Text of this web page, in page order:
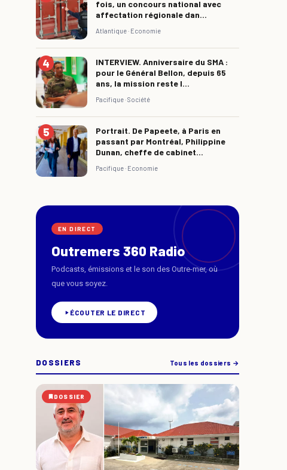
fois, un concours national avec
affectation régionale dan...
Atlantique · Economie
INTERVIEW. Anniversaire du SMA :
pour le Général Bellon, depuis 65
ans, la mission reste l...
Pacifique ·Société
Portrait. De Papeete, à Paris en
passant par Montréal, Philippine
Dunan, cheffe de cabinet...
Pacifique · Economie
EN DIRECT
Outremers 360 Radio
Podcasts, émissions et le son des Outre-mer, où
que vous soyez.
ÉCOUTER LE DIRECT
DOSSIERS Tous les dossiers →
DOSSIER